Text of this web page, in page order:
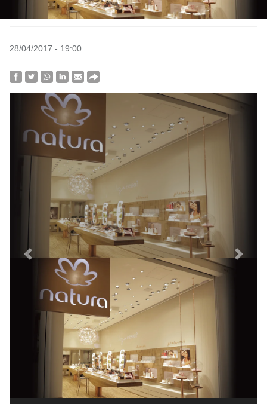
28/04/2017 - 19:00
Previous Next